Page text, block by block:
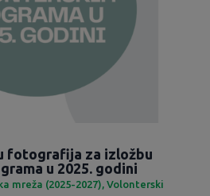
fotografija za izložbu
u 2025. godini
mreža (2025-2027) Volonterski